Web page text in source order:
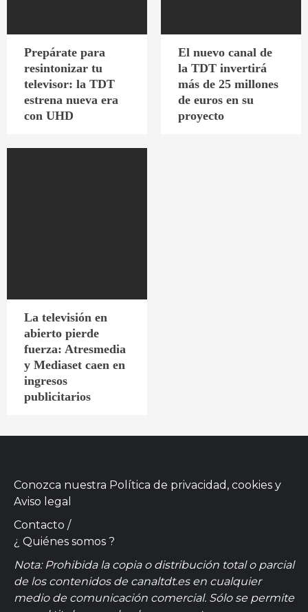
Prepárate para
resintonizar tu
televisor: la TDT
estrena nueva era
con UHD
El nuevo canal de
la TDT invertirá
más de 25 millones
de euros en su
proyecto
La televisión en
abierto pierde
fuerza: Atresmedia
y Mediaset caen en
ingresos
publicitarios
Conozca nuestra Política de privacidad, cookies y
Aviso legal
Contacto /
¿ Quiénes somos ?
Nota: Prohibida la copia o distribución total o parcial
de los contenidos de canaltdt.es en cualquier
medio de comunicación comercial. Sólo se permite